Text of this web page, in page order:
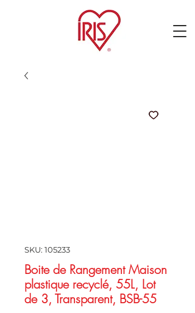
SKU: 105233
Boite de Rangement Maison
plastique recyclé, 55L, Lot
de 3, Transparent, BSB-55